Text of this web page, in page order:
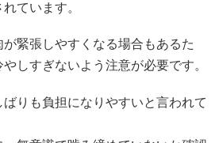
ています。
緊張しやすくなる場合もあるた
しすぎないよう注意が必要です。
りも負担になりやすいと言われて